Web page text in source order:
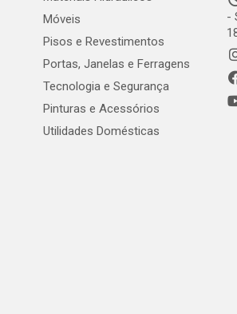
Móveis
Pisos e Revestimentos
Portas, Janelas e Ferragens
Tecnologia e Segurança
Pinturas e Acessórios
Utilidades Domésticas
-